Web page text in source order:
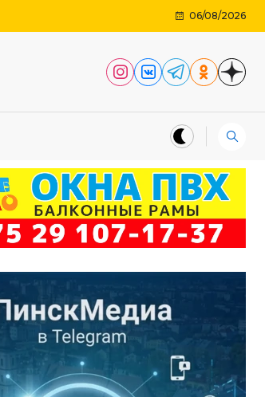
06/08/2026